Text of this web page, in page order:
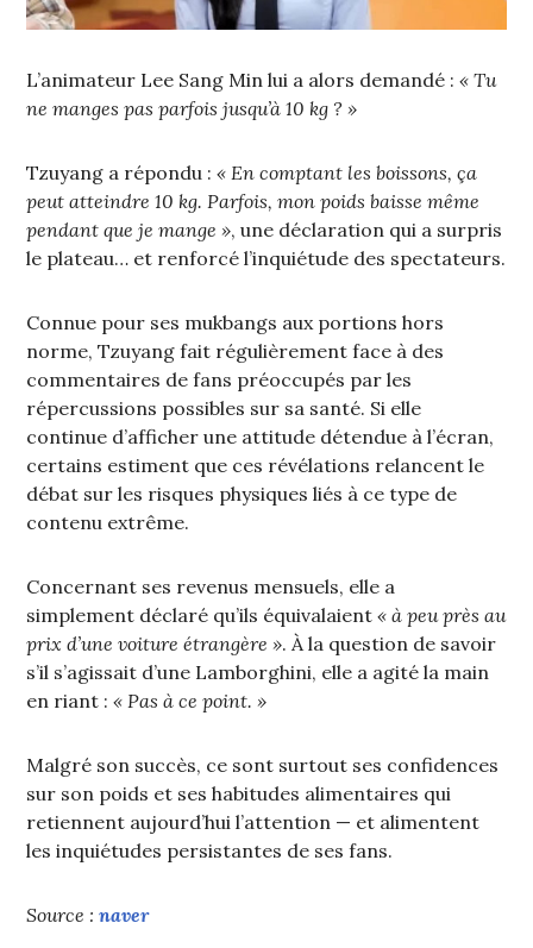
L’animateur Lee Sang Min lui a alors demandé :« Tu
ne manges pas parfois jusqu’à 10 kg ? »
Tzuyang a répondu :« En comptant les boissons, ça
peut atteindre 10 kg. Parfois, mon poids baisse même
pendant que je mange », une déclaration qui a surpris
le plateau… et renforcé l’inquiétude des spectateurs.
Connue pour ses mukbangs aux portions hors
norme, Tzuyang fait régulièrement face à des
commentaires de fans préoccupés par les
répercussions possibles sur sa santé. Si elle
continue d’afficher une attitude détendue à l’écran,
certains estiment que ces révélations relancent le
débat sur les risques physiques liés à ce type de
contenu extrême.
Concernant ses revenus mensuels, elle a
simplement déclaré qu’ils équivalaient« à peu près au
prix d’une voiture étrangère ». À la question de savoir
s’il s’agissait d’une Lamborghini, elle a agité la main
en riant :« Pas à ce point. »
Malgré son succès, ce sont surtout ses confidences
sur son poids et ses habitudes alimentaires qui
retiennent aujourd’hui l’attention — et alimentent
les inquiétudes persistantes de ses fans.
Source :naver